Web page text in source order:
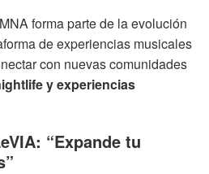
forma parte de la evolución
de experiencias musicales
con nuevas comunidades
y experiencias
“Expande tu